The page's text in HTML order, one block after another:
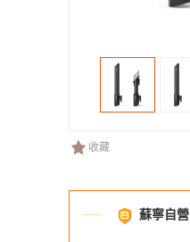
收藏
蘇寧自營